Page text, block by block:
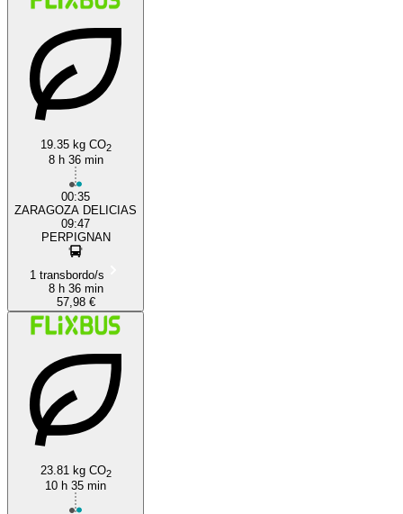
Saragossa
19.35 kg CO2
8 h 36 min
00:35
ZARAGOZA DELICIAS
09:47
PERPIGNAN
1 transbordo/s
8 h 36 min
57,98 €
23.81 kg CO2
10 h 35 min